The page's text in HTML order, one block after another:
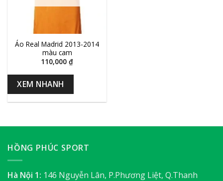
Áo Real Madrid 2013-2014
màu cam
110,000 ₫
XEM NHANH
HỒNG PHÚC SPORT
Hà Nội 1: 146 Nguyễn Lân, P.Phương Liệt, Q.Thanh